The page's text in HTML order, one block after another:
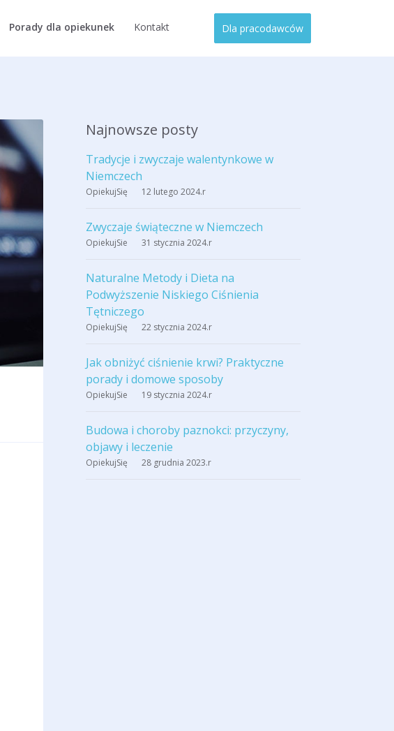
Porady dla opiekunek Kontakt Dla pracodawców
Najnowsze posty
Tradycje i zwyczaje walentynkowe w
Niemczech
OpiekujSię 12 lutego 2024.r
Zwyczaje świąteczne w Niemczech
OpiekujSie 31 stycznia 2024.r
Naturalne Metody i Dieta na
Podwyższenie Niskiego Ciśnienia
Tętniczego
OpiekujSię 22 stycznia 2024.r
Jak obniżyć ciśnienie krwi? Praktyczne
porady i domowe sposoby
OpiekujSie 19 stycznia 2024.r
Budowa i choroby paznokci: przyczyny,
objawy i leczenie
OpiekujSię 28 grudnia 2023.r